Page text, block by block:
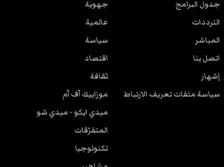
جدول البرامج
الترددات
المباشر
اتصل بنا
إشهار
سياسة ملفات تعريف الارتباط
جهوية
عالمية
سياسة
اقتصاد
ثقافة
موزاييك آف آم
ميدي ايكو - ميدي شو
المتفرّقات
تكنولوجيا